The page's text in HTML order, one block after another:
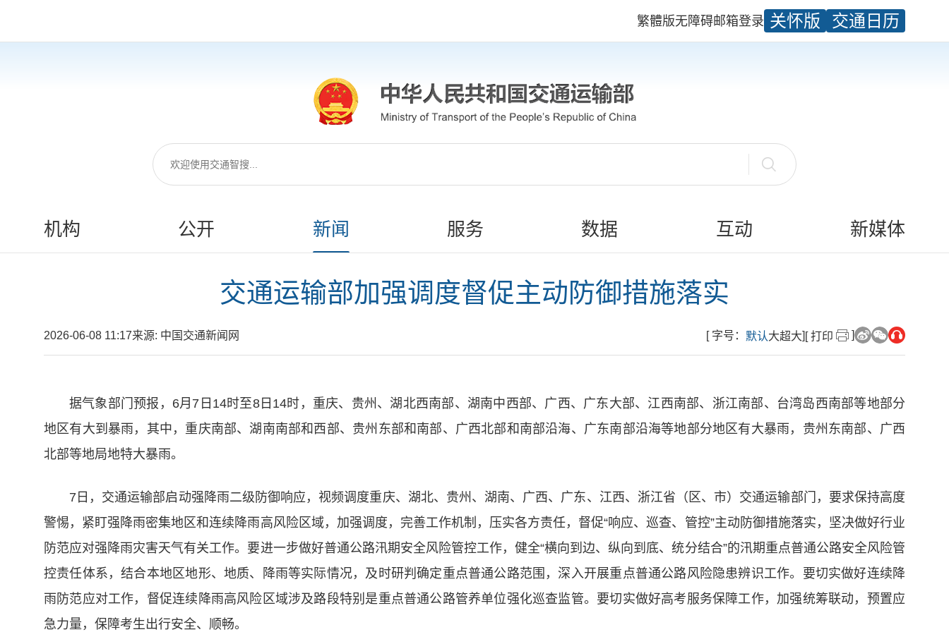
繁體版无障碍邮箱登录 关怀版 交通日历
机构 公开 新闻 服务 数据 互动 新媒体
交通运输部加强调度督促主动防御措施落实
2026-06-08 11:17来源: 中国交通新闻网 [ 字号： 默认大超大] [ 打印 ]
据气象部门预报，6月7日14时至8日14时，重庆、贵州、湖北西南部、湖南中西部、广西、广东大部、江西南部、浙江南部、台湾岛西南部等地部分
地区有大到暴雨，其中，重庆南部、湖南南部和西部、贵州东部和南部、广西北部和南部沿海、广东南部沿海等地部分地区有大暴雨，贵州东南部、广西
北部等地局地特大暴雨。
7日，交通运输部启动强降雨二级防御响应，视频调度重庆、湖北、贵州、湖南、广西、广东、江西、浙江省（区、市）交通运输部门，要求保持高度
警惕，紧盯强降雨密集地区和连续降雨高风险区域，加强调度，完善工作机制，压实各方责任，督促“响应、巡查、管控”主动防御措施落实，坚决做好行业
防范应对强降雨灾害天气有关工作。要进一步做好普通公路汛期安全风险管控工作，健全“横向到边、纵向到底、统分结合”的汛期重点普通公路安全风险管
控责任体系，结合本地区地形、地质、降雨等实际情况，及时研判确定重点普通公路范围，深入开展重点普通公路风险隐患辨识工作。要切实做好连续降
雨防范应对工作，督促连续降雨高风险区域涉及路段特别是重点普通公路管养单位强化巡查监管。要切实做好高考服务保障工作，加强统筹联动，预置应
急力量，保障考生出行安全、顺畅。